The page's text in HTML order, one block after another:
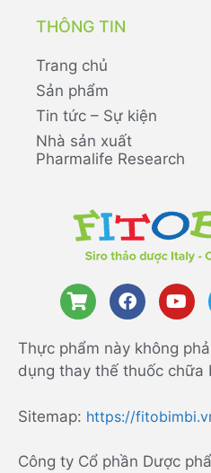
THÔNG TIN
Trang chủ
Sản phẩm
Tin tức – Sự kiện
Nhà sản xuất
Pharmalife Research
Thực phẩm này không
dụng thay thế thuốc chữa
Sitemap: https://
Công ty Cổ phần Dược